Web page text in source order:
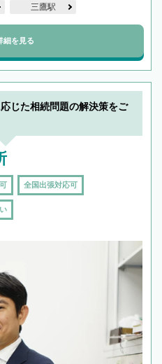
三鷹駅
細を見る
じた相続問題の解決策をご
全国出張対応可